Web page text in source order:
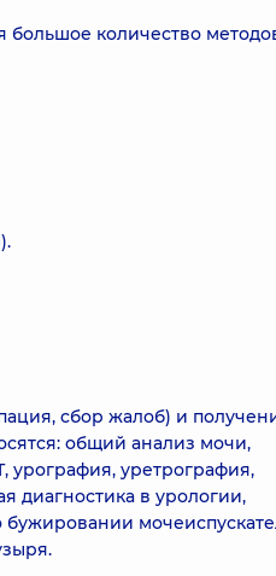
большое количество
сбор жалоб) и
общий анализ мочи,
урография, уретрография,
диагностика в урологии,